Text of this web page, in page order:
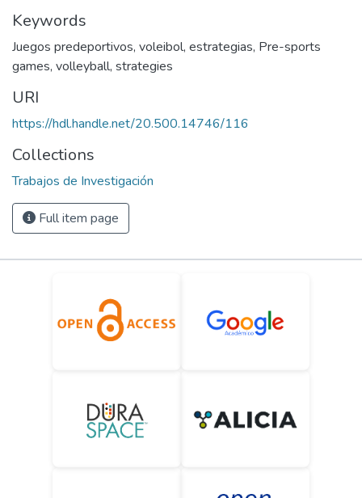
Keywords
Juegos predeportivos, voleibol, estrategias, Pre-sports
games, volleyball, strategies
URI
https://hdl.handle.net/20.500.14746/116
Collections
Trabajos de Investigación
Full item page